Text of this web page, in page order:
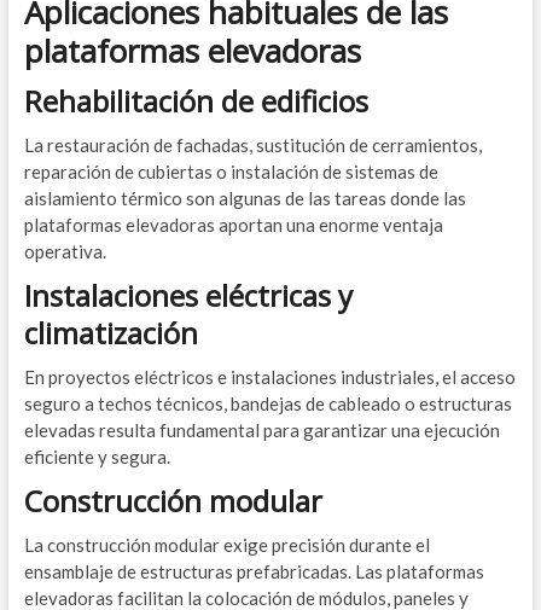
Aplicaciones habituales de las
plataformas elevadoras
Rehabilitación de edificios
La restauración de fachadas, sustitución de cerramientos,
reparación de cubiertas o instalación de sistemas de
aislamiento térmico son algunas de las tareas donde las
plataformas elevadoras aportan una enorme ventaja
operativa.
Instalaciones eléctricas y
climatización
En proyectos eléctricos e instalaciones industriales, el acceso
seguro a techos técnicos, bandejas de cableado o estructuras
elevadas resulta fundamental para garantizar una ejecución
eficiente y segura.
Construcción modular
La construcción modular exige precisión durante el
ensamblaje de estructuras prefabricadas. Las plataformas
elevadoras facilitan la colocación de módulos, paneles y